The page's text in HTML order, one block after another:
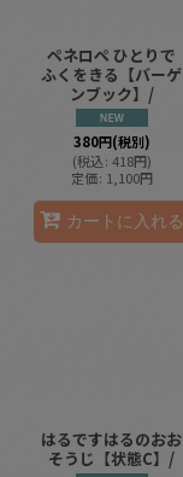
ペネロペ ひとりで
ふくをきる【バーゲ
ンブック】/
380円(税別)
(税込: 418円)
定価: 1,100円
カートに入れる
はるですはるのおお
そうじ【状態C】/